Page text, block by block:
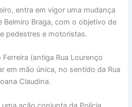
entra em vigor uma mudança
Braga, com o objetivo de
pedestres e motoristas.
(antiga Rua Lourenço
em mão única, no sentido da Rua
Claudina.